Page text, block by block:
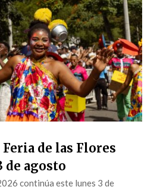
de las Flores
de agosto
continúa este lunes 3 de